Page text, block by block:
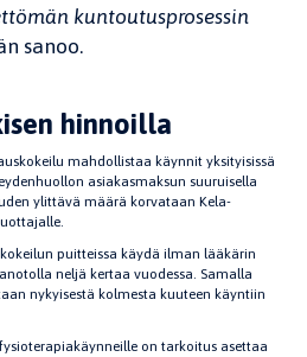
kuntoutusprosessin
sanoo.
hinnoilla
mahdollistaa käynnit yksityisissä
asiakasmaksun suuruisella
ylittävä määrä korvataan Kela-
puitteissa käydä ilman lääkärin
neljä kertaa vuodessa. Samalla
nykyisestä kolmesta kuuteen käyntiin
on tarkoitus asettaa